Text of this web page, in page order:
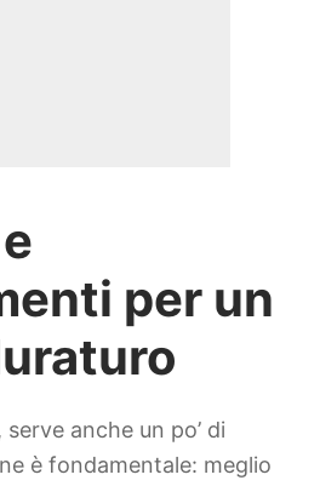
per un
anche un po’ di
è fondamentale: meglio